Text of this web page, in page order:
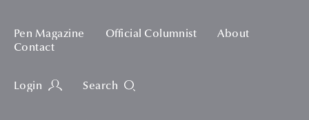
Pen Magazine Official Columnist
About
Contact
Login Search